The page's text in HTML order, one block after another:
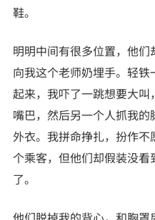
鞋。
明明中间有很多位置，他
向我这个老师奶埋手。轻
起来，我吓了一跳想要大
嘴巴，然后另一个人抓我
外衣。我拼命挣扎，扮作
个乘客，但他们却假装没
了。